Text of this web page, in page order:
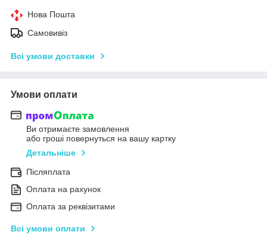
Нова Пошта
Самовивіз
Всі умови доставки
Умови оплати
Ви отримаєте замовлення
або гроші повернуться на вашу картку
Детальніше
Післяплата
Оплата на рахунок
Оплата за реквізитами
Всі умови оплати